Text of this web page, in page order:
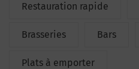
Restauration rapide
Brasseries Bars
Plats à emporter